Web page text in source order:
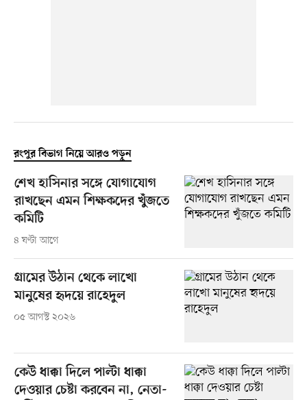
রংপুর বিভাগ নিয়ে আরও পড়ুন
শেখ হাসিনার সঙ্গে যোগাযোগ
রাখছেন এমন শিক্ষকদের খুঁজতে
কমিটি
৪ ঘণ্টা আগে
গ্রামের উঠান থেকে লাখো
মানুষের হৃদয়ে রাহেদুল
০৫ আগস্ট ২০২৬
কেউ ধাক্কা দিলে পাল্টা ধাক্কা
দেওয়ার চেষ্টা করবেন না, নেতা-